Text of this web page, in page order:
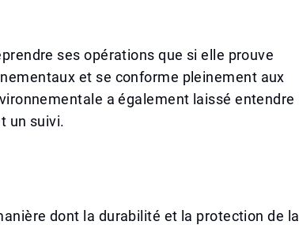
ses opérations que si elle prouve
et se conforme pleinement aux
a également laissé entendre
un suivi.
dont la durabilité et la protection de la